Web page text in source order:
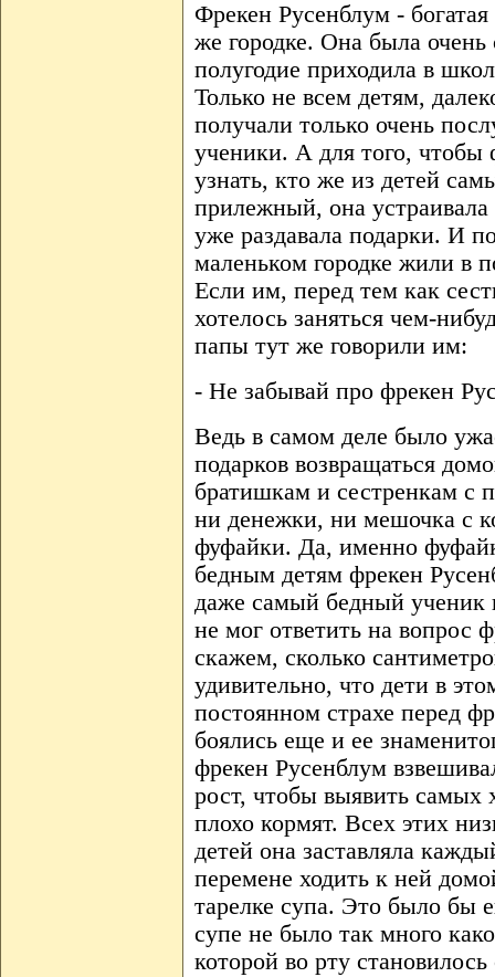
Фрекен Русенблум -
же городке. Она была очень
полугодие приходила в
Только не всем детям,
получали только очень
ученики. А для того, чтобы
узнать, кто же из детей
прилежный, она
уже раздавала подарки. И
маленьком городке жили в
Если им, перед тем как
хотелось заняться чем-
папы тут же говорили им:
- Не забывай про фрекен
Ведь в самом деле было
подарков возвращаться
братишкам и сестренкам с
ни денежки, ни мешочка с
фуфайки. Да, именно
бедным детям фрекен
даже самый бедный ученик
не мог ответить на вопрос
скажем, сколько
удивительно, что дети в
постоянном страхе перед
боялись еще и ее
фрекен Русенблум
рост, чтобы выявить самых
плохо кормят. Всех этих
детей она заставляла
перемене ходить к ней
тарелке супа. Это было бы
супе не было так много
которой во рту становилось